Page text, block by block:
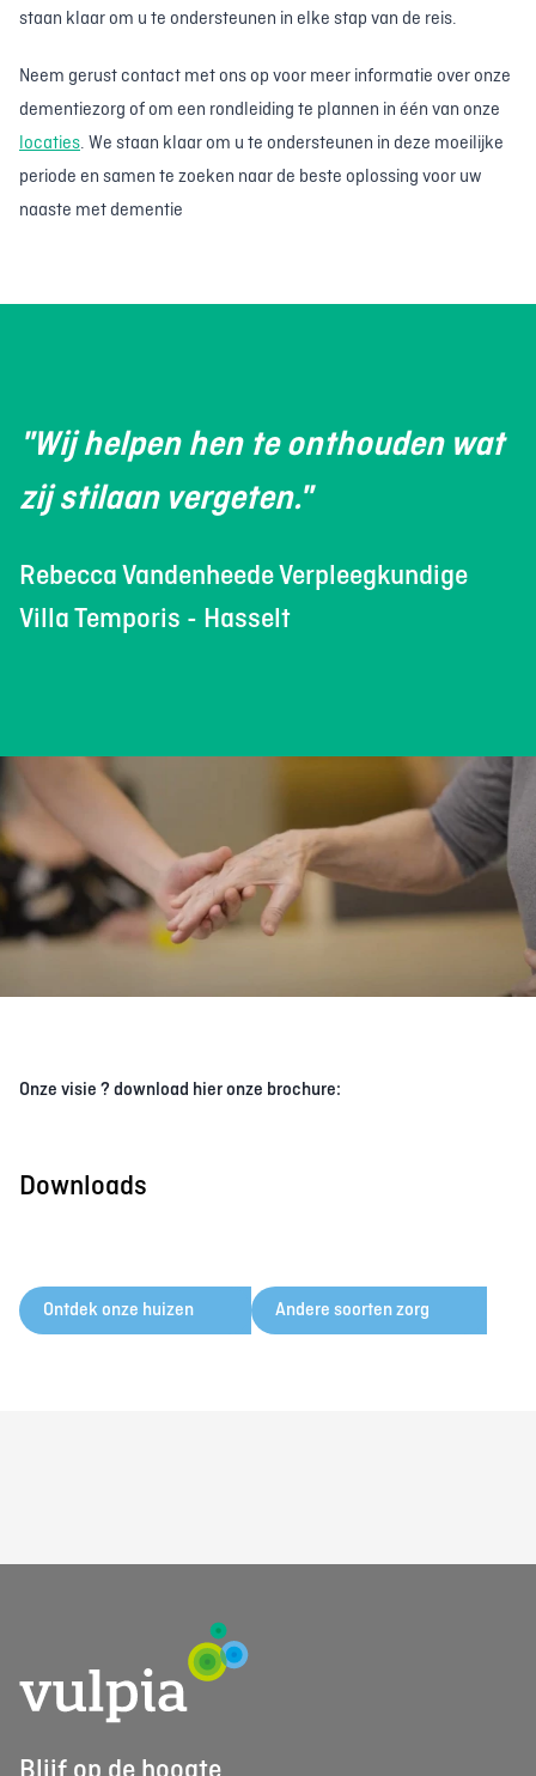
staan klaar om u te ondersteunen in elke stap van de reis.
Neem gerust contact met ons op voor meer informatie over onze
dementiezorg of om een rondleiding te plannen in één van onze
locaties. We staan klaar om u te ondersteunen in deze moeilijke
periode en samen te zoeken naar de beste oplossing voor uw
naaste met dementie
"Wij helpen hen te onthouden wat
zij stilaan vergeten."
Rebecca Vandenheede Verpleegkundige
Villa Temporis - Hasselt
Onze visie ? download hier onze brochure:
Downloads
Ontdek onze huizen Andere soorten zorg